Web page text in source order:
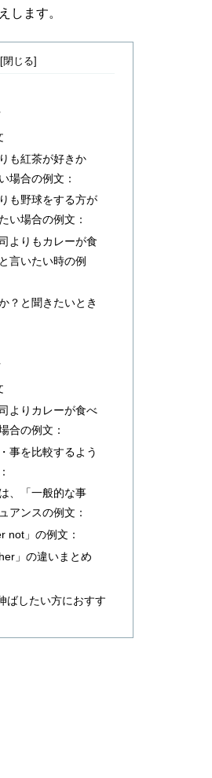
します。
も紅茶が好きか
場合の例文：
も野球をする方が
い場合の例文：
よりもカレーが食
言いたい時の例
？と聞きたいとき
よりカレーが食べ
合の例文：
事を比較するよう
、「一般的な事
アンスの例文：
not」の例文：
」の違いまとめ
ばしたい方におすす